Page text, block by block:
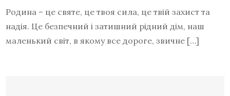
Родина – це святе, це твоя сила, це твій захист та
надія. Це безпечний і затишний рідний дім, наш
маленький світ, в якому все дороге, звичне […]